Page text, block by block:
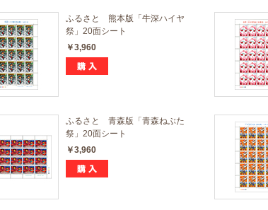
ふるさと 熊本版「牛深ハイヤ
祭」20面シート
￥3,960
ふるさと 青森版「青森ねぶた
祭」20面シート
￥3,960